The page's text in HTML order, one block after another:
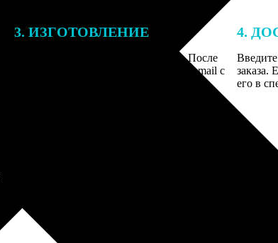
3. ИЗГОТОВЛЕНИЕ
Оплатите заказ банковской картой. После
оплаты получите подтверждение на email с
описанием заказа. Когда отправим заказ
4.
заказа.
его в